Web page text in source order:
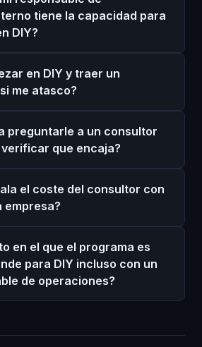
tiene la capacidad para
DIY?
en DIY y traer un
me atasco?
preguntarle a un consultor
que encaja?
el coste del consultor con
empresa?
en el que el programa es
para DIY incluso con un
de operaciones?